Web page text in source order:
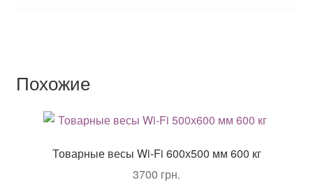
Похожие
Товарные весы Wi-Fi 600х500 мм 600 кг
3700 грн.